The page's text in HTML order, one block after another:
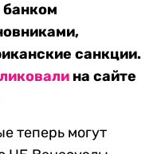
санкции.
на сайте
теперь могут